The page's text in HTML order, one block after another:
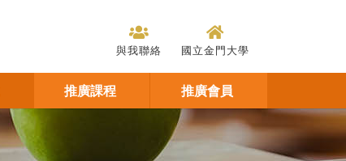
與我聯絡 國立金門大學
推廣課程 推廣會員